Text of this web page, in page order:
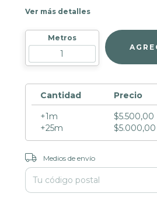
Ver más detalles
Metros
Cantidad Precio
+1m
$5.500,00
+25m
$5.000,00
Entregas para el CP:
Medios de envío